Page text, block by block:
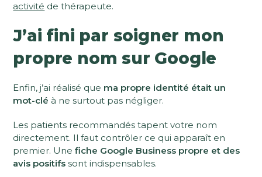
activité de thérapeute.
J’ai fini par soigner mon
propre nom sur Google
Enfin, j’ai réalisé que ma propre identité était un
mot-clé à ne surtout pas négliger.
Les patients recommandés tapent votre nom
directement. Il faut contrôler ce qui apparaît en
premier. Unefiche Google Business propre et des
avis positifs sont indispensables.